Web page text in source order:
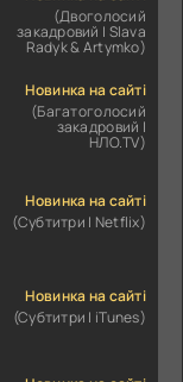
(Двоголосий
закадровий | Slava
Radyk & Artymko)
Новинка на сайті
(Багатоголосий
закадровий |
НЛО.TV)
Новинка на сайті
(Субтитри | Netflix)
Новинка на сайті
(Субтитри | iTunes)